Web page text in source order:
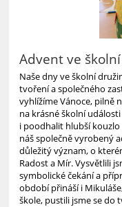
Advent ve
Naše dny ve školní
tvoření a společného
vyhlížíme Vánoce, pilně
na krásné školní
i poodhalit hlubší
náš společně vyrobený
důležitý význam, o
Radost a Mír. Vysvětlili
symbolické čekání a
období přináší i
škole, pustili jsme se do